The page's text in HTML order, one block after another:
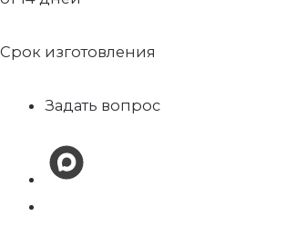
Срок изготовления
Задать вопрос